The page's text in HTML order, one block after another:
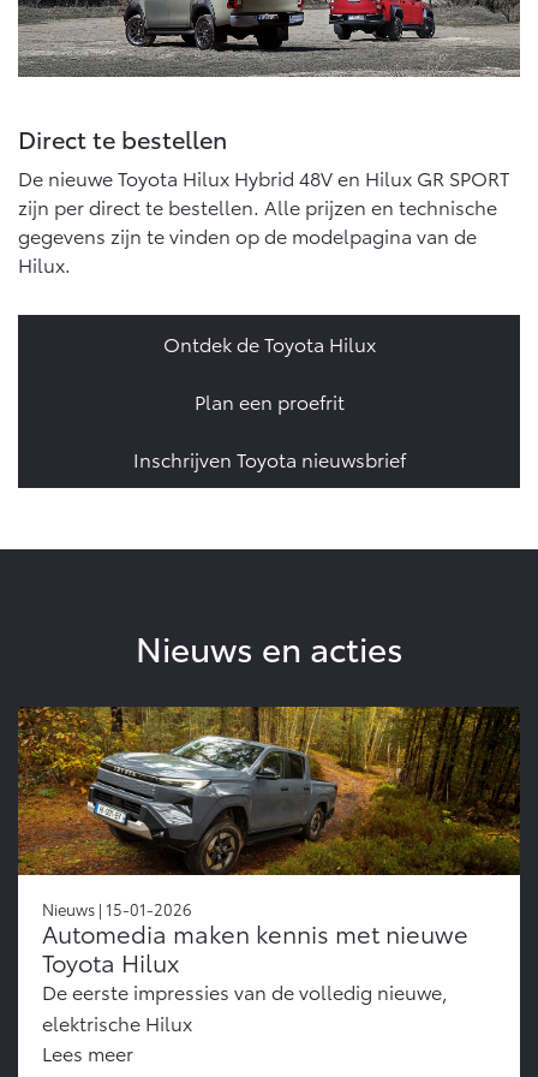
Direct te bestellen
De nieuwe Toyota Hilux Hybrid 48V en Hilux GR SPORT
zijn per direct te bestellen. Alle prijzen en technische
gegevens zijn te vinden op de modelpagina van de
Hilux.
Ontdek de Toyota Hilux
Plan een proefrit
Inschrijven Toyota nieuwsbrief
Nieuws en acties
Nieuws | 15-01-2026
Automedia maken kennis met nieuwe
Toyota Hilux
De eerste impressies van de volledig nieuwe,
elektrische Hilux
Lees meer